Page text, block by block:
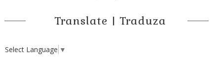
Translate | Traduza
Select Language ▼